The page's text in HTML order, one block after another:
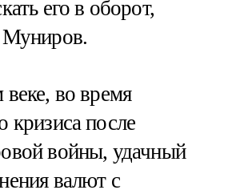
его в оборот,
Муниров.
во время
кризиса после
войны, удачный
валют с